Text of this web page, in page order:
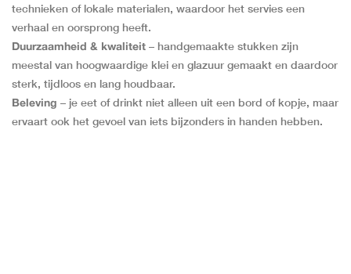
technieken of lokale materialen, waardoor het servies een
verhaal en oorsprong heeft.
Duurzaamheid & kwaliteit – handgemaakte stukken zijn
meestal van hoogwaardige klei en glazuur gemaakt en daardoor
sterk, tijdloos en lang houdbaar.
Beleving – je eet of drinkt niet alleen uit een bord of kopje, maar
ervaart ook het gevoel van iets bijzonders in handen hebben.